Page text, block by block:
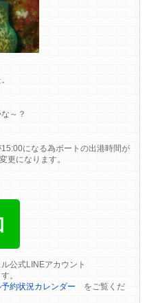
～？
になる為ボートの出港時間が
になります。
公式LINEアカウント
。
約状況カレンダー をご覧くだ